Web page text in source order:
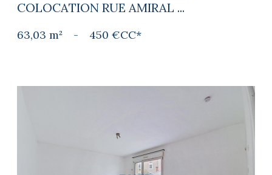
COLOCATION RUE AMIRAL ...
63,03 m² - 450 €CC*